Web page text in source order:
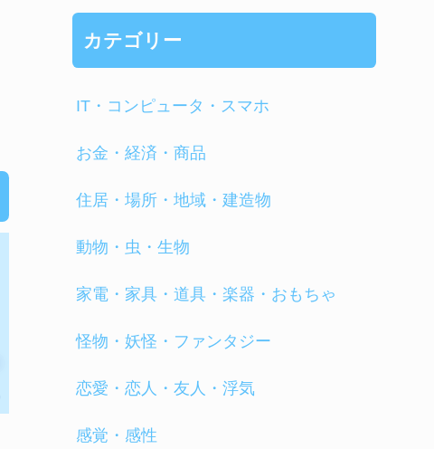
カテゴリー
IT・コンピュータ・スマホ
お金・経済・商品
住居・場所・地域・建造物
動物・虫・生物
家電・家具・道具・楽器・おもちゃ
怪物・妖怪・ファンタジー
恋愛・恋人・友人・浮気
感覚・感性